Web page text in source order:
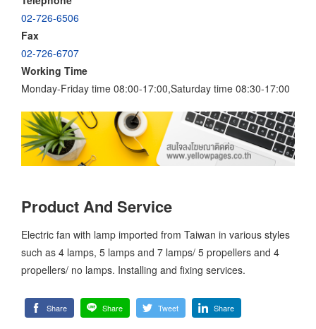
02-726-6506
Fax
02-726-6707
Working Time
Monday-Friday time 08:00-17:00,Saturday time 08:30-17:00
Product And Service
Electric fan with lamp imported from Taiwan in various styles
such as 4 lamps, 5 lamps and 7 lamps/ 5 propellers and 4
propellers/ no lamps. Installing and fixing services.
Share Share Tweet Share